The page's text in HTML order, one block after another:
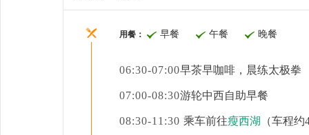
用餐： 早餐 午餐 晚餐
06:30-07:00早茶早咖啡，晨练太极拳
07:00-08:30游轮中西自助早餐
08:30-11:30 乘车前往瘦西湖 （车程约